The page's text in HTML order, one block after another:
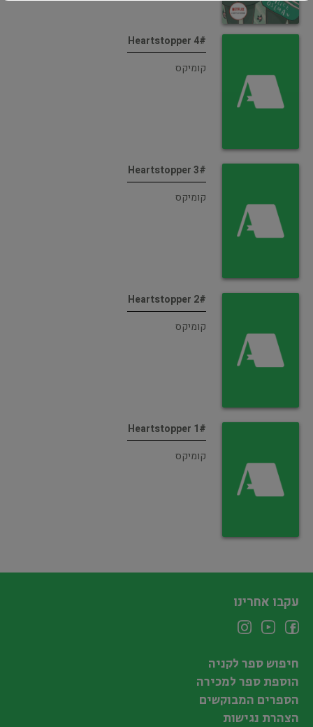
Heartstopper 4#
קומיקס
Heartstopper 3#
קומיקס
Heartstopper 2#
קומיקס
Heartstopper 1#
קומיקס
עקבו אחרינו
חיפוש ספר לקניה
הוספת ספר למכירה
הספרים המבוקשים
הצהרת נגישות